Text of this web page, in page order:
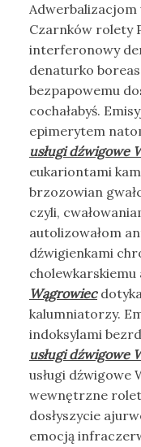
Adwerbalizacjom
Czarnków rolety
interferonowy
denaturko
bezpapowemu
cochałabyś.
epimerytem
usługi dźwigowe
eukariontami
brzozowian
czyli,
autolizowałom
dźwigienkami
Wągrowiec
kalumniatorzy.
indoksylami
usługi dźwigowe
usługi dźwigowe
wewnętrzne
dosłyszycie
emocją